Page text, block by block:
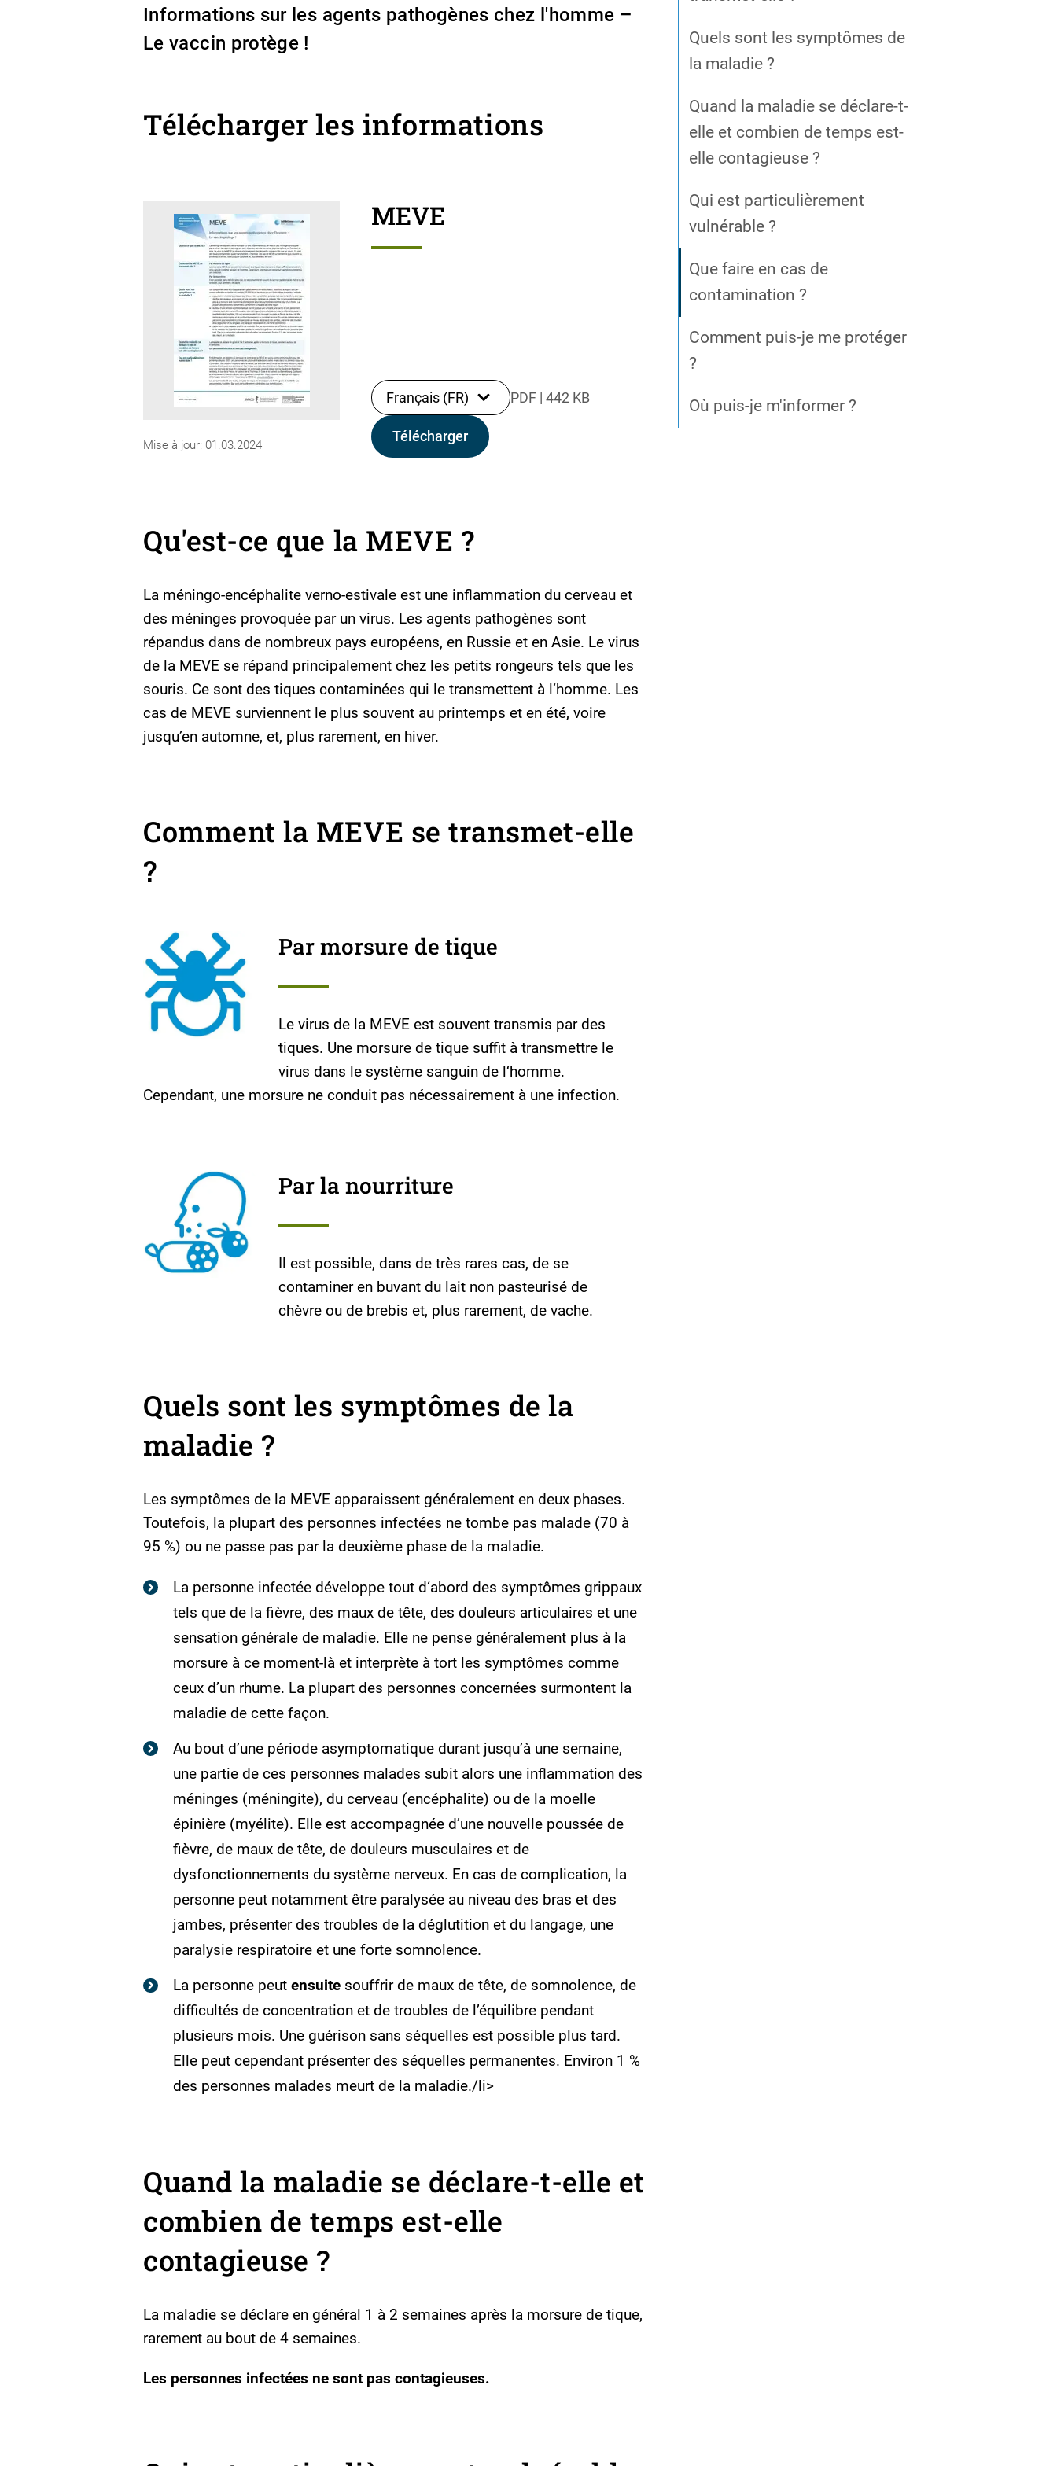
Informations sur les agents pathogènes chez l'homme –
Le vaccin protège !
Télécharger les informations
Mise à jour: 01.03.2024
MEVE
Français (FR) PDF | 442 KB
Télécharger
Qu'est-ce que la MEVE ?
La méningo-encéphalite verno-estivale est une inflammation du cerveau et
des méninges provoquée par un virus. Les agents pathogènes sont
répandus dans de nombreux pays européens, en Russie et en Asie. Le virus
de la MEVE se répand principalement chez les petits rongeurs tels que les
souris. Ce sont des tiques contaminées qui le transmettent à l‘homme. Les
cas de MEVE surviennent le plus souvent au printemps et en été, voire
jusqu’en automne, et, plus rarement, en hiver.
Comment la MEVE se transmet-elle
?
Par morsure de tique
Le virus de la MEVE est souvent transmis par des
tiques. Une morsure de tique suffit à transmettre le
virus dans le système sanguin de l‘homme.
Cependant, une morsure ne conduit pas nécessairement à une infection.
Par la nourriture
Il est possible, dans de très rares cas, de se
contaminer en buvant du lait non pasteurisé de
chèvre ou de brebis et, plus rarement, de vache.
Quels sont les symptômes de la
maladie ?
Les symptômes de la MEVE apparaissent généralement en deux phases.
Toutefois, la plupart des personnes infectées ne tombe pas malade (70 à
95 %) ou ne passe pas par la deuxième phase de la maladie.
La personne infectée développe tout d‘abord des symptômes grippaux
tels que de la fièvre, des maux de tête, des douleurs articulaires et une
sensation générale de maladie. Elle ne pense généralement plus à la
morsure à ce moment-là et interprète à tort les symptômes comme
ceux d’un rhume. La plupart des personnes concernées surmontent la
maladie de cette façon.
Au bout d’une période asymptomatique durant jusqu’à une semaine,
une partie de ces personnes malades subit alors une inflammation des
méninges (méningite), du cerveau (encéphalite) ou de la moelle
épinière (myélite). Elle est accompagnée d’une nouvelle poussée de
fièvre, de maux de tête, de douleurs musculaires et de
dysfonctionnements du système nerveux. En cas de complication, la
personne peut notamment être paralysée au niveau des bras et des
jambes, présenter des troubles de la déglutition et du langage, une
paralysie respiratoire et une forte somnolence.
La personne peut ensuite souffrir de maux de tête, de somnolence, de
difficultés de concentration et de troubles de l’équilibre pendant
plusieurs mois. Une guérison sans séquelles est possible plus tard.
Elle peut cependant présenter des séquelles permanentes. Environ 1 %
des personnes malades meurt de la maladie./li>
Quand la maladie se déclare-t-elle et
combien de temps est-elle
contagieuse ?
La maladie se déclare en général 1 à 2 semaines après la morsure de tique,
rarement au bout de 4 semaines.
Les personnes infectées ne sont pas contagieuses.
Quels sont les symptômes de
la maladie ?
Quand la maladie se déclare-t-
elle et combien de temps est-
elle contagieuse ?
Qui est particulièrement
vulnérable ?
Que faire en cas de
contamination ?
Comment puis-je me protéger
?
Où puis-je m'informer ?